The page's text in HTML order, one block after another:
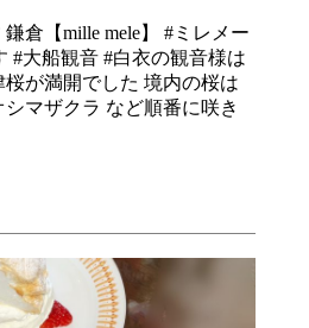
倉【mille mele】 #ミレメー
#大船観音 #白衣の観音様は
が満開でした 境内の桜は
マザクラ など順番に咲き